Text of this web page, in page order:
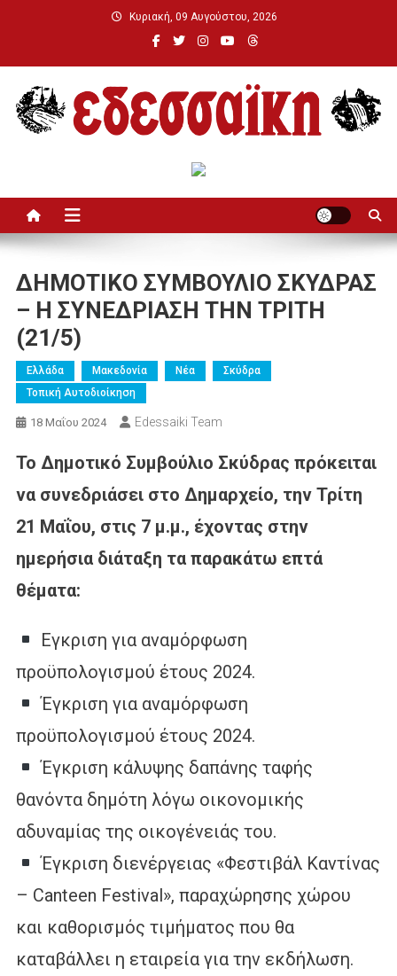
Κυριακή, 09 Αυγούστου, 2026
ΔΗΜΟΤΙΚΟ ΣΥΜΒΟΥΛΙΟ ΣΚΥΔΡΑΣ
– Η ΣΥΝΕΔΡΙΑΣΗ ΤΗΝ ΤΡΙΤΗ
(21/5)
Ελλάδα Μακεδονία Νέα
Σκύδρα
Τοπική Αυτοδιοίκηση
18 Μαΐου 2024 Edessaiki Team
Το Δημοτικό Συμβούλιο Σκύδρας πρόκειται
να συνεδριάσει στο Δημαρχείο, την Τρίτη
21 Μαΐου, στις 7 μ.μ., έχοντας στην
ημερήσια διάταξη τα παρακάτω επτά
θέματα:
Εγκριση για αναμόρφωση
προϋπολογισμού έτους 2024.
Έγκριση για αναμόρφωση
προϋπολογισμού έτους 2024.
Έγκριση κάλυψης δαπάνης ταφής
θανόντα δημότη λόγω οικονομικής
αδυναμίας της οικογένειάς του.
Έγκριση διενέργειας «Φεστιβάλ Καντίνας
– Canteen Festival», παραχώρησης χώρου
και καθορισμός τιμήματος που θα
καταβάλλει η εταιρεία για την εκδήλωση.